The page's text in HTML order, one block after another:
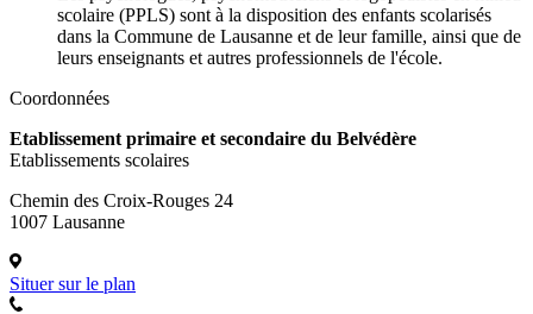
scolaire (PPLS) sont à la disposition des enfants scolarisés
dans la Commune de Lausanne et de leur famille, ainsi que de
leurs enseignants et autres professionnels de l'école.
Coordonnées
Etablissement primaire et secondaire du Belvédère
Etablissements scolaires
Chemin des Croix-Rouges 24
1007 Lausanne
Situer sur le plan